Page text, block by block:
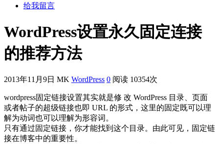
给我留言
WordPress设置永久固定连接
的推荐方法
2013年11月9日 MK WordPress 0 阅读 10354次
wordpress固定链接设置其实就是修 改 WordPress 目录、页面
或者帖子的超级链接也即 URL 的形式，这里的固定既可以理
解为动词也可以理解为形容词。
只有通过固定链接，你才能找到这个目录。由此可见，固定链
接在博客中的重要性。